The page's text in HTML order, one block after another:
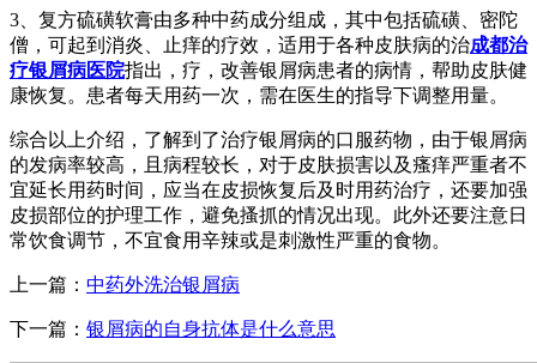
3、复方硫磺软膏由多种中药成分组成，其中包括硫磺、密陀
僧，可起到消炎、止痒的疗效，适用于各种皮肤病的治成都治
疗银屑病医院指出，疗，改善银屑病患者的病情，帮助皮肤健
康恢复。患者每天用药一次，需在医生的指导下调整用量。
综合以上介绍，了解到了治疗银屑病的口服药物，由于银屑病
的发病率较高，且病程较长，对于皮肤损害以及瘙痒严重者不
宜延长用药时间，应当在皮损恢复后及时用药治疗，还要加强
皮损部位的护理工作，避免搔抓的情况出现。此外还要注意日
常饮食调节，不宜食用辛辣或是刺激性严重的食物。
上一篇： 中药外洗治银屑病
下一篇： 银屑病的自身抗体是什么意思